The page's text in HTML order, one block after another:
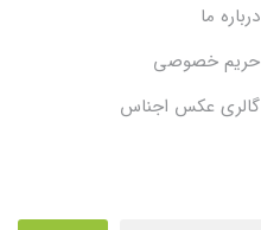
درباره ما
حریم خصوصی
گالری عکس اجناس